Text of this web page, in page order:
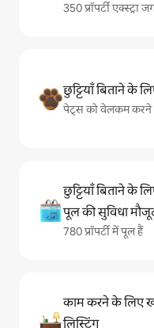
350 प्रॉपर्टी
छुट्टियाँ बिताने के
पेट्स को वेलकम करने
छुट्टियाँ बिताने के
पूल की सुविधा
780 प्रॉपर्टी में पूल हैं
काम करने के लिए
लिस्टिंग